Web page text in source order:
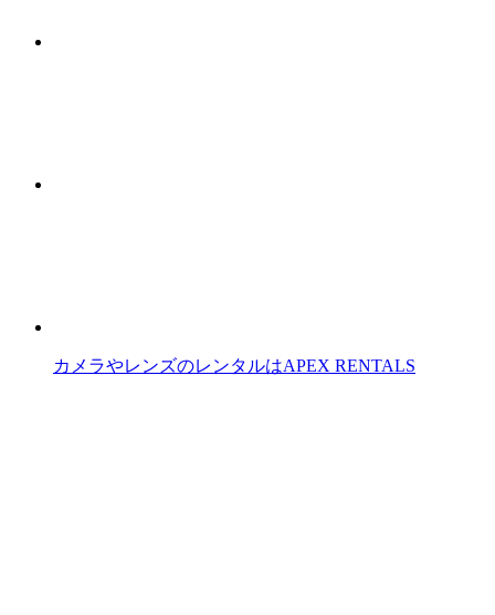
カメラやレンズのレンタルはAPEX RENTALS